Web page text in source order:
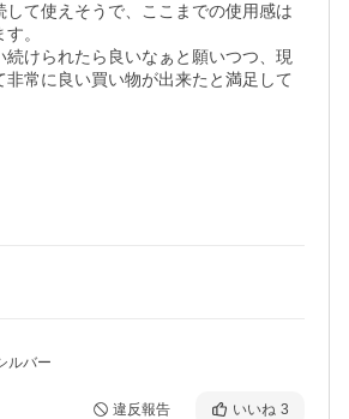
して使えそうで、ここまでの使用感は
。
けられたら良いなぁと願いつつ、現
常に良い買い物が出来たと満足して
ルバー
違反報告 いいね 3